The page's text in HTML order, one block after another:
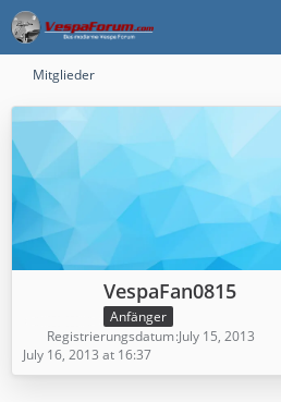
Mitglieder
VespaFan0815
Anfänger
Registrierungsdatum July 15, 2013
July 16, 2013 at 16:37